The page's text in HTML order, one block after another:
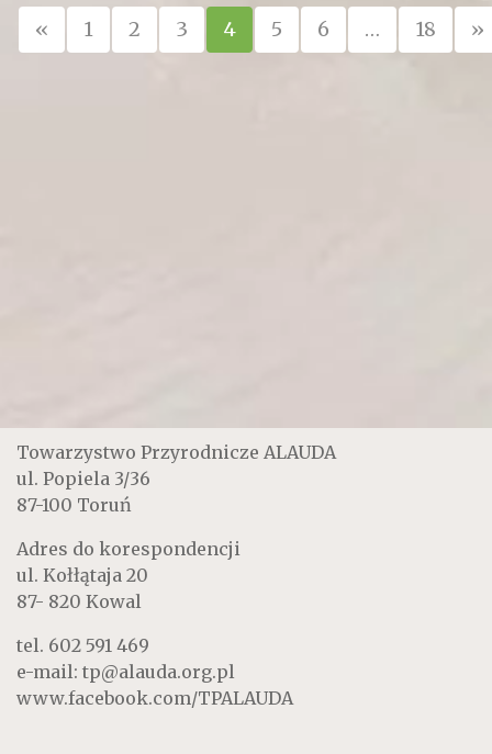
« 1 2 3 4 5 6 … 18 »
Towarzystwo Przyrodnicze ALAUDA
ul. Popiela 3/36
87-100 Toruń
Adres do korespondencji
ul. Kołłątaja 20
87- 820 Kowal
tel. 602 591 469
e-mail: tp@alauda.org.pl
www.facebook.com/TPALAUDA